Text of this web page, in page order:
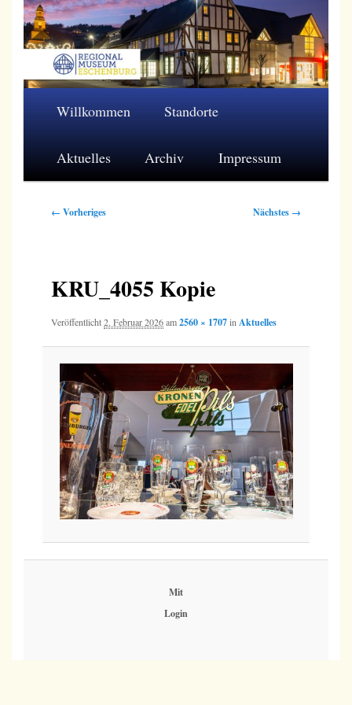
Zum
primären
Inhalt
Regionalmuseum Eschenburg e.V.
Willkommen Standorte
Aktuelles Archiv Impressum
Bilder-
← Vorheriges Nächstes →
KRU_4055 Kopie
Veröffentlicht2. Februar 2026am2560 × 1707in Aktuelles
Mit
Login